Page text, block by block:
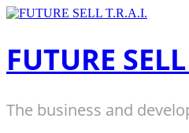
Zum
FUTURE
The business and